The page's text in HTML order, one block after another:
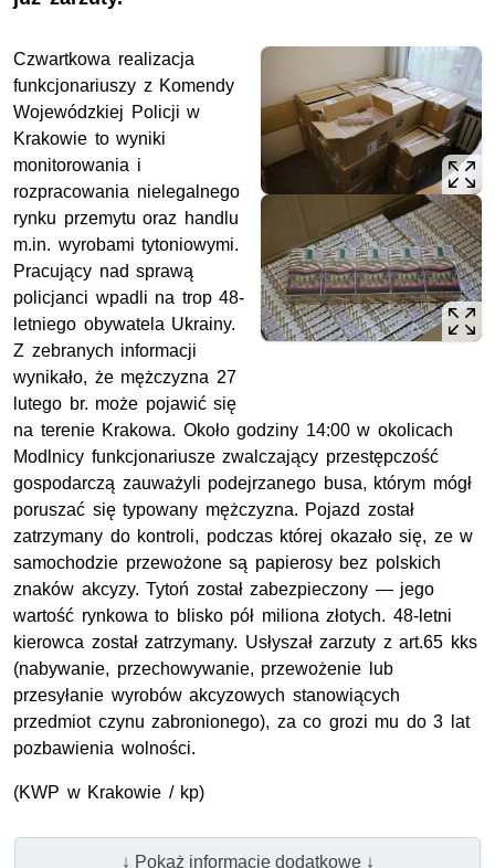
Czwartkowa realizacja
funkcjonariuszy z Komendy
Wojewódzkiej Policji w
Krakowie to wyniki
monitorowania i
rozpracowania nielegalnego
rynku przemytu oraz handlu
m.in. wyrobami tytoniowymi.
Pracujący nad sprawą
policjanci wpadli na trop 48-
letniego obywatela Ukrainy.
Z zebranych informacji
wynikało, że mężczyzna 27
lutego br. może pojawić się
na terenie Krakowa. Około godziny 14:00 w okolicach
Modlnicy funkcjonariusze zwalczający przestępczość
gospodarczą zauważyli podejrzanego busa, którym mógł
poruszać się typowany mężczyzna. Pojazd został
zatrzymany do kontroli, podczas której okazało się, ze w
samochodzie przewożone są papierosy bez polskich
znaków akcyzy. Tytoń został zabezpieczony — jego
wartość rynkowa to blisko pół miliona złotych. 48-letni
kierowca został zatrzymany. Usłyszał zarzuty z art.65 kks
(nabywanie, przechowywanie, przewożenie lub
przesyłanie wyrobów akcyzowych stanowiących
przedmiot czynu zabronionego), za co grozi mu do 3 lat
pozbawienia wolności.
(KWP w Krakowie / kp)
↓ Pokaż informacje dodatkowe ↓